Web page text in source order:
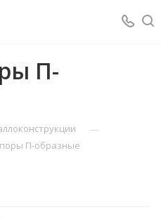
П-
—
П-образные